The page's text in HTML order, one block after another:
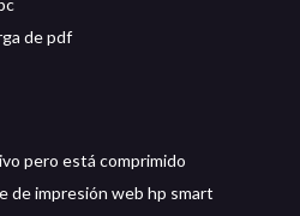
de pdf
pero está comprimido
de impresión web hp smart